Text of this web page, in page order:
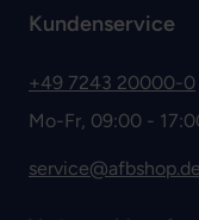
Kundenservice
+49 7243 20000-0
Mo-Fr, 09:00 -
service@afbshop.de